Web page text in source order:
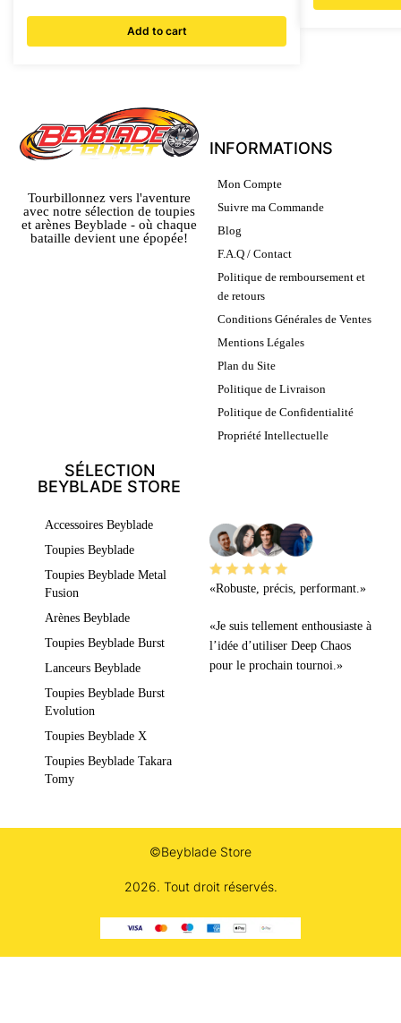
Add to cart
Tourbillonnez vers l'aventure
avec notre sélection de toupies
et arènes Beyblade - où chaque
bataille devient une épopée!
INFORMATIONS
Mon Compte
Suivre ma Commande
Blog
F.A.Q / Contact
Politique de remboursement et
de retours
Conditions Générales de Ventes
Mentions Légales
Plan du Site
Politique de Livraison
Politique de Confidentialité
Propriété Intellectuelle
SÉLECTION
BEYBLADE STORE
Accessoires Beyblade
Toupies Beyblade
Toupies Beyblade Metal
Fusion
Arènes Beyblade
Toupies Beyblade Burst
Lanceurs Beyblade
Toupies Beyblade Burst
Evolution
Toupies Beyblade X
Toupies Beyblade Takara
Tomy
«Robuste, précis, performant.»
«Je suis tellement enthousiaste à
l’idée d’utiliser Deep Chaos
pour le prochain tournoi.»
©Beyblade Store
2026. Tout droit réservés.